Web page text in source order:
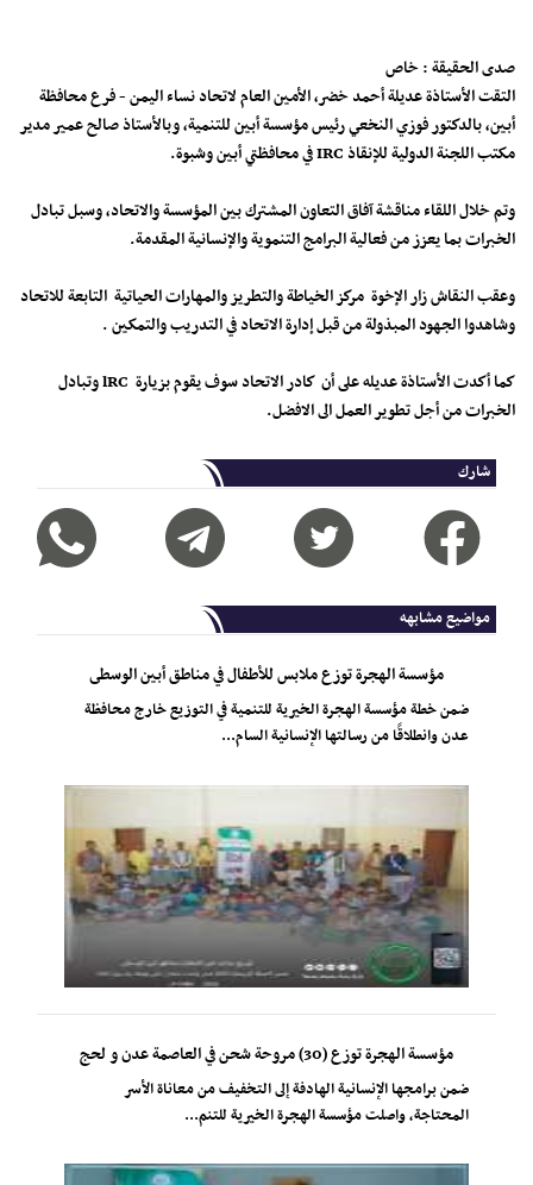
صدى الحقيقة : خاص
التقت الأستاذة عديلة أحمد خضر، الأمين العام لاتحاد نساء اليمن - فرع محافظة
أبين، بالدكتور فوزي النخعي رئيس مؤسسة أبين للتنمية، وبالأستاذ صالح عمير مدير
مكتب اللجنة الدولية للإنقاذ IRC في محافظتي أبين وشبوة.
وتم خلال اللقاء مناقشة آفاق التعاون المشترك بين المؤسسة والاتحاد، وسبل تبادل
الخبرات بما يعزز من فعالية البرامج التنموية والإنسانية المقدمة.
وعقب النقاش زار الإخوة مركز الخياطة والتطريز والمهارات الحياتية التابعة للاتحاد
وشاهدوا الجهود المبذولة من قبل إدارة الاتحاد في التدريب والتمكين .
كما أكدت الأستاذة عديله على أن كادر الاتحاد سوف يقوم بزيارة lRC وتبادل
الخبرات من أجل تطوير العمل الى الافضل.
شارك
مواضيع مشابهه
مؤسسة الهجرة توزع ملابس للأطفال في مناطق أبين الوسطى
ضمن خطة مؤسسة الهجرة الخيرية للتنمية في التوزيع خارج محافظة
عدن وانطلاقًا من رسالتها الإنسانية السام...
مؤسسة الهجرة توزع (30) مروحة شحن في العاصمة عدن و لحج
ضمن برامجها الإنسانية الهادفة إلى التخفيف من معاناة الأسر
المحتاجة، واصلت مؤسسة الهجرة الخيرية للتنم...